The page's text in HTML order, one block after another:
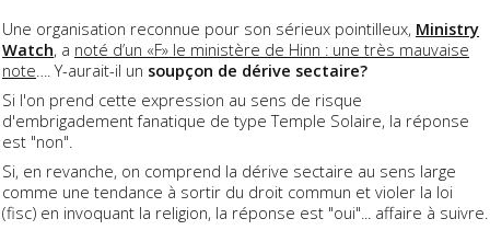
Une organisation reconnue pour son sérieux pointilleux, Ministry
Watch, a noté d’un «F» le ministère de Hinn : une très mauvaise
note…. Y-aurait-il un soupçon de dérive sectaire?
Si l'on prend cette expression au sens de risque
d'embrigadement fanatique de type Temple Solaire, la réponse
est "non".
Si, en revanche, on comprend la dérive sectaire au sens large
comme une tendance à sortir du droit commun et violer la loi
(fisc) en invoquant la religion, la réponse est "oui"... affaire à suivre.